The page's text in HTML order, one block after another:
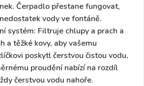
Čerpadlo přestane fungovat,
vody ve fontáně.
systém: Filtruje chlupy a prach a
a těžké kovy, aby vašemu
poskytl čerstvou čistou vodu,
proudění nabízí na rozdíl
čerstvou vodu nahoře.